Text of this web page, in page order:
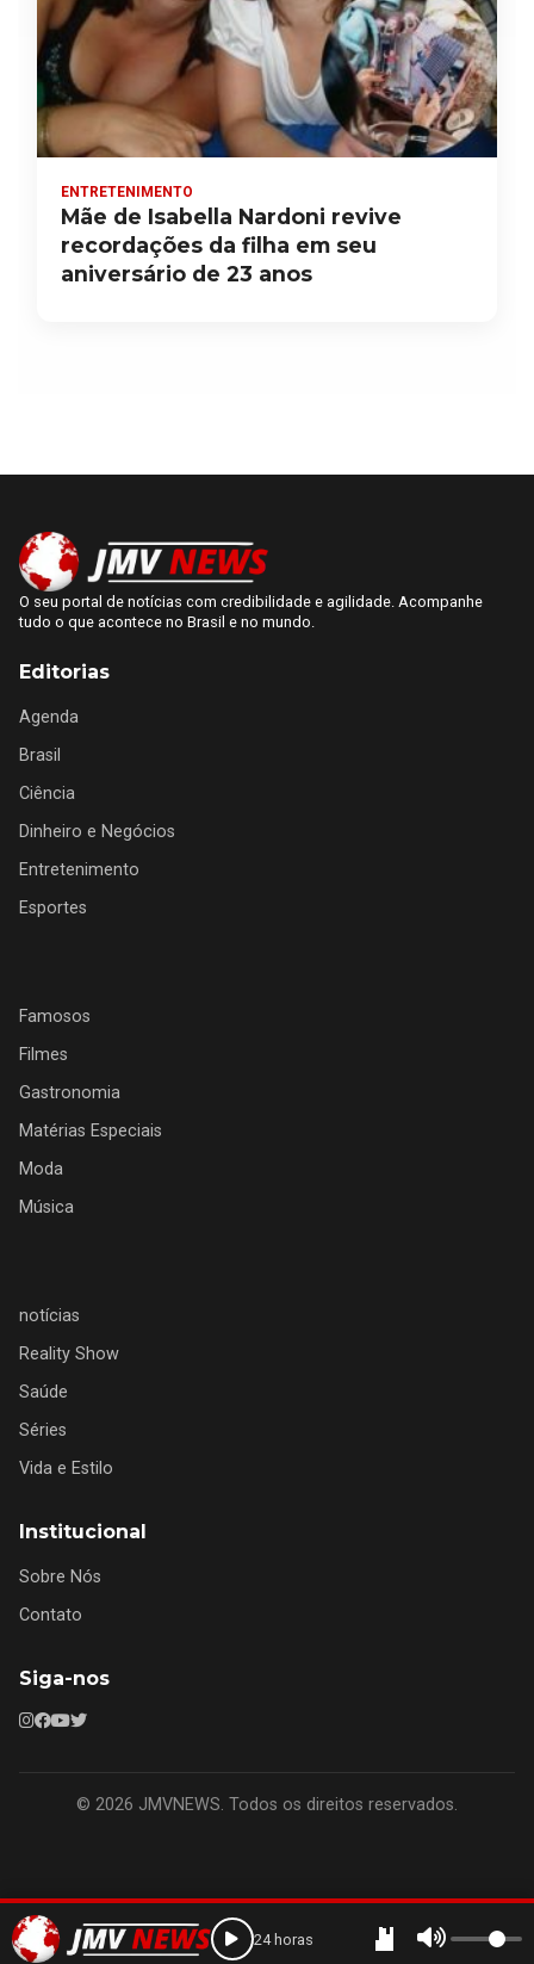
24 horas
ENTRETENIMENTO
Mãe de Isabella Nardoni revive
recordações da filha em seu
aniversário de 23 anos
O seu portal de notícias com credibilidade e agilidade. Acompanhe
tudo o que acontece no Brasil e no mundo.
Editorias
Agenda
Brasil
Ciência
Dinheiro e Negócios
Entretenimento
Esportes
Famosos
Filmes
Gastronomia
Matérias Especiais
Moda
Música
notícias
Reality Show
Saúde
Séries
Vida e Estilo
Institucional
Sobre Nós
Contato
Siga-nos
© 2026 JMVNEWS. Todos os direitos reservados.